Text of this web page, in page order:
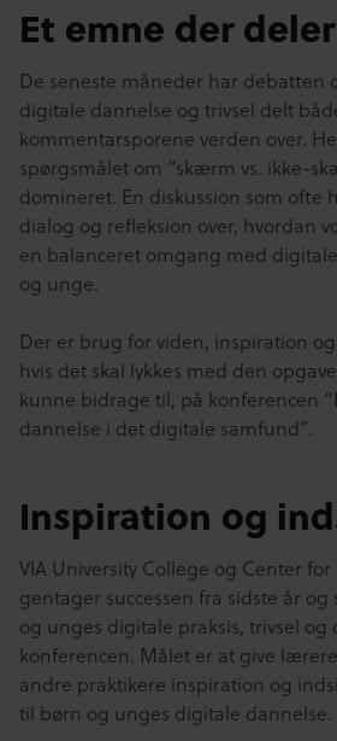
Et emne der
De seneste måneder har debatten
digitale dannelse og trivsel delt
kommentarsporene verden over.
spørgsmålet om “skærm vs. ikke-
domineret. En diskussion som ofte
dialog og refleksion over, hvordan
en balanceret omgang med
og unge.
Der er brug for viden, inspiration
hvis det skal lykkes med den
kunne bidrage til, på konferencen
dannelse i det digitale samfund”.
Inspiration og
VIA University College og Center
gentager successen fra sidste år
og unges digitale praksis, trivsel og
konferencen. Målet er at give
andre praktikere inspiration og
til børn og unges digitale dannelse.